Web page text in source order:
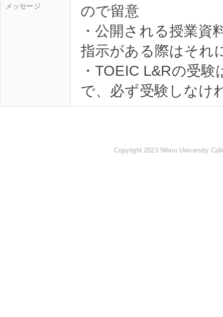
メッセージ
ので留意
・公開される授業資
指示がある際はそれ
・TOEIC L&Rの受
Copyright 2023 Nihon University